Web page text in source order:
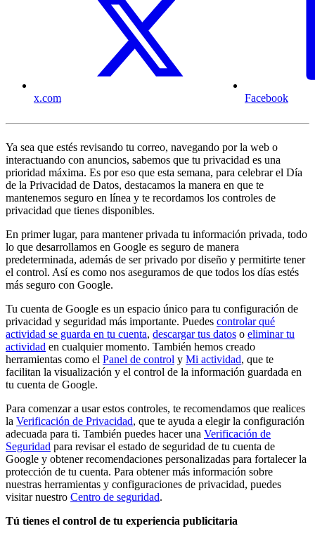
x.com Facebook
Ya sea que estés revisando tu correo, navegando por la web o
interactuando con anuncios, sabemos que tu privacidad es una
prioridad máxima. Es por eso que esta semana, para celebrar el Día
de la Privacidad de Datos, destacamos la manera en que te
mantenemos seguro en línea y te recordamos los controles de
privacidad que tienes disponibles.
En primer lugar, para mantener privada tu información privada, todo
lo que desarrollamos en Google es seguro de manera
predeterminada, además de ser privado por diseño y permitirte tener
el control. Así es como nos aseguramos de que todos los días estés
más seguro con Google.
Tu cuenta de Google es un espacio único para tu configuración de
privacidad y seguridad más importante. Puedes controlar qué
actividad se guarda en tu cuenta, descargar tus datos o eliminar tu
actividad en cualquier momento. También hemos creado
herramientas como el Panel de control y Mi actividad, que te
facilitan la visualización y el control de la información guardada en
tu cuenta de Google.
Para comenzar a usar estos controles, te recomendamos que realices
la Verificación de Privacidad, que te ayuda a elegir la configuración
adecuada para ti. También puedes hacer una Verificación de
Seguridad para revisar el estado de seguridad de tu cuenta de
Google y obtener recomendaciones personalizadas para fortalecer la
protección de tu cuenta. Para obtener más información sobre
nuestras herramientas y configuraciones de privacidad, puedes
visitar nuestro Centro de seguridad.
Tú tienes el control de tu experiencia publicitaria